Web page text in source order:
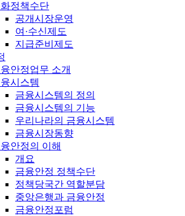
정책수단
공개시장운영
여·수신제도
지급준비제도
안정업무 소개
시스템
금융시스템의 정의
금융시스템의 기능
우리나라의 금융시스템
금융시장동향
안정의 이해
개요
금융안정 정책수단
정책당국간 역할분담
중앙은행과 금융안정
금융안정포럼